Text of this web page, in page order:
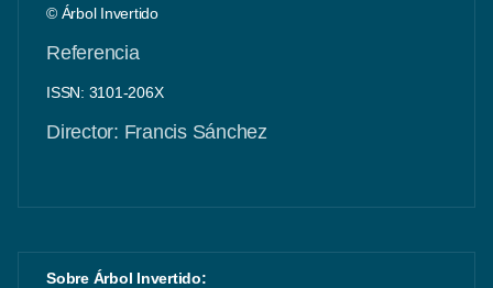
© Árbol Invertido
Referencia
ISSN: 3101-206X
Director: Francis Sánchez
Sobre Árbol Invertido: